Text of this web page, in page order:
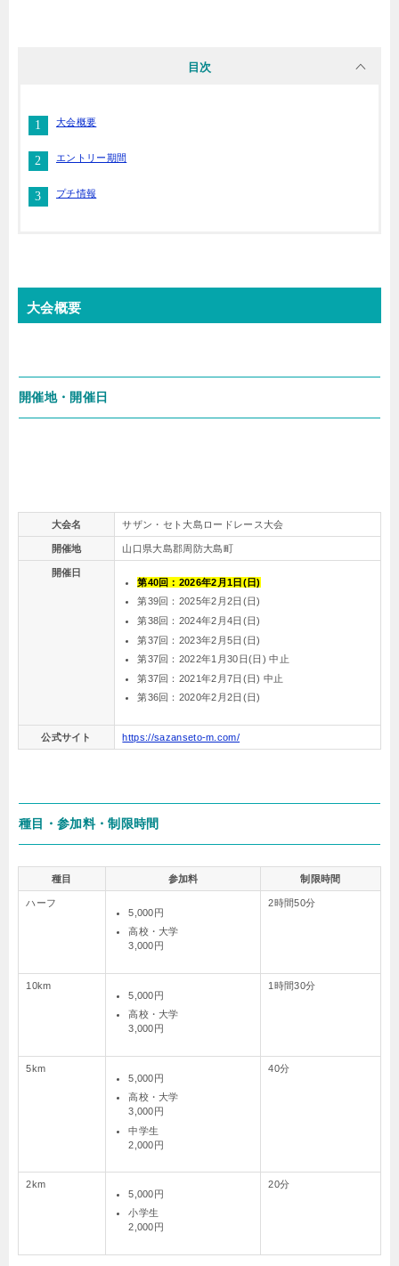
目次
大会概要
エントリー期間
プチ情報
大会概要
開催地・開催日
大会名 サザン・セト大島ロードレース大会
開催地 山口県大島郡周防大島町
開催日
第40回：2026年2月1日(日)
第39回：2025年2月2日(日)
第38回：2024年2月4日(日)
第37回：2023年2月5日(日)
第37回：2022年1月30日(日) 中止
第37回：2021年2月7日(日) 中止
第36回：2020年2月2日(日)
公式サイト https://sazanseto-m.com/
種目・参加料・制限時間
種目 参加料 制限時間
ハーフ
5,000円
高校・大学
3,000円
2時間50分
10km
5,000円
高校・大学
3,000円
1時間30分
5km
5,000円
高校・大学
3,000円
中学生
2,000円
40分
2km
5,000円
小学生
2,000円
20分